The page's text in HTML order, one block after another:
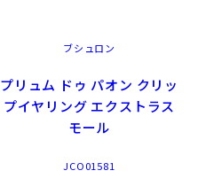
ブシュロン
プリュム ドゥ パオン クリッ
プイヤリング エクストラス
モール
JCO01581